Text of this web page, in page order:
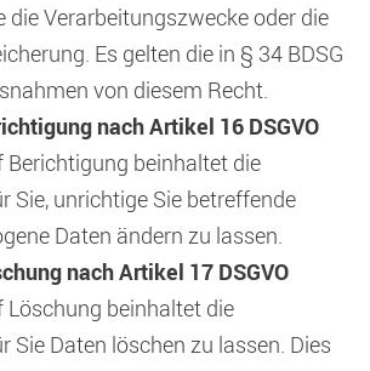
die Verarbeitungszwecke oder die
Es gelten die in § 34 BDSG
von diesem Recht.
nach Artikel 16 DSGVO
Berichtigung beinhaltet die
Sie, unrichtige Sie betreffende
Daten ändern zu lassen.
nach Artikel 17 DSGVO
Löschung beinhaltet die
Sie Daten löschen zu lassen. Dies